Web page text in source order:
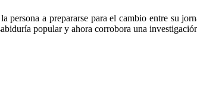
a prepararse para el cambio entre su
popular y ahora corrobora una